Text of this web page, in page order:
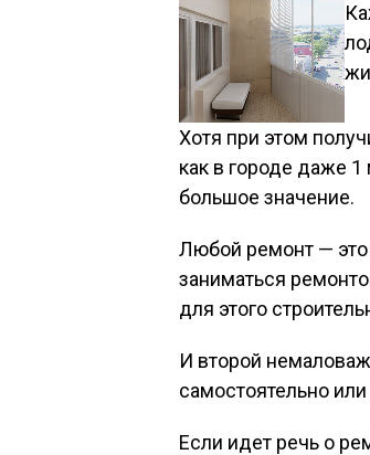
Хотя при этом
как в городе даже
большое значение.
Любой ремонт —
заниматься
для этого
И второй
самостоятельно
Если идет речь о